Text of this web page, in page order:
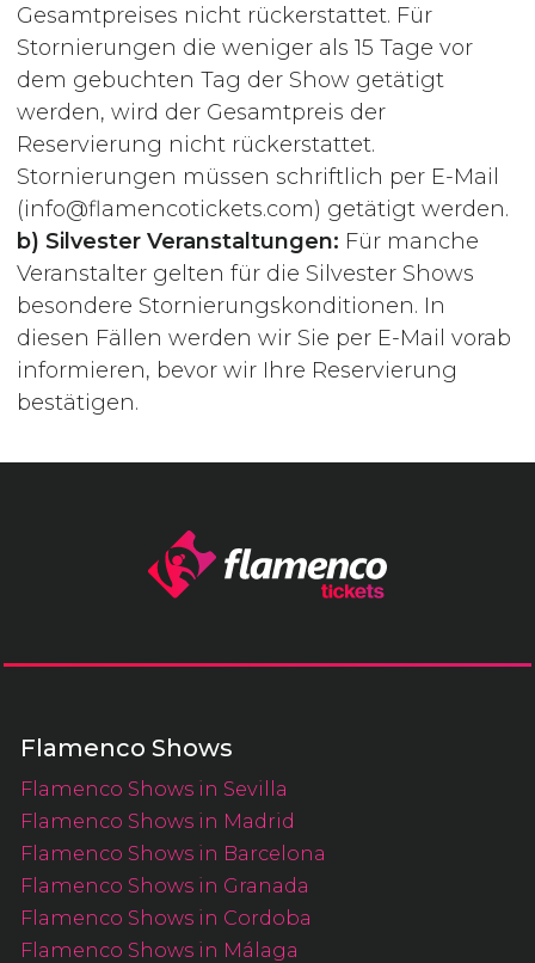
Gesamtpreises nicht rückerstattet. Für
Stornierungen die weniger als 15 Tage vor
dem gebuchten Tag der Show getätigt
werden, wird der Gesamtpreis der
Reservierung nicht rückerstattet.
Stornierungen müssen schriftlich per E-Mail
(info@flamencotickets.com) getätigt werden.
b) Silvester Veranstaltungen: Für manche
Veranstalter gelten für die Silvester Shows
besondere Stornierungskonditionen. In
diesen Fällen werden wir Sie per E-Mail vorab
informieren, bevor wir Ihre Reservierung
bestätigen.
Flamenco Shows
Flamenco Shows in Sevilla
Flamenco Shows in Madrid
Flamenco Shows in Barcelona
Flamenco Shows in Granada
Flamenco Shows in Cordoba
Flamenco Shows in Málaga